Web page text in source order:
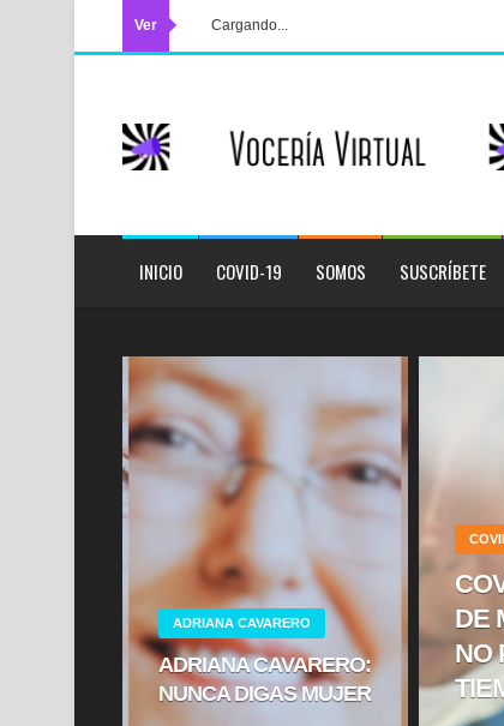
Ver Cargando...
INICIO COVID-19 SOMOS SUSCRÍBETE
ADRIANA CAVARERO
ADRIANA CAVARERO:
NUNCA DIGAS MUJER
DE
NO